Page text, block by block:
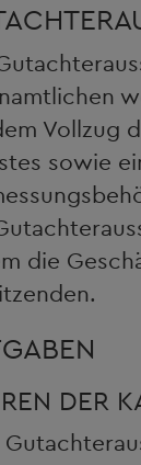
Vollzug
sowie
die
DER